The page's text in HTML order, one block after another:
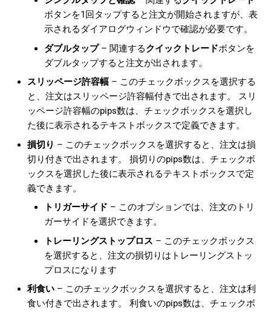
ボタンを1回タップすると注文が開始されますが、表
示されるダイアログウィンドウで確認が必要です。
ダブルタップ– 関連するクイックトレードボタンを
ダブルタップすると注文が出されます。
スリッページ許容幅– このチェックボックスを選択する
と、注文はスリッページ許容幅付きで出されます。 スリ
ッページ許容幅のpips数は、チェックボックスを選択し
た後に表示されるテキストボックスで定義できます。
損切り – このチェックボックスを選択すると、注文は損
切り付きで出されます。 損切りのpips数は、チェックボ
ックスを選択した後に表示されるテキストボックスで定
義できます。
トリガーサイド – このオプションでは、注文のトリ
ガーサイドを選択できます。
トレーリングストップロス – このチェックボックス
を選択すると、注文の損切りはトレーリングストッ
プロスになります
利食い– このチェックボックスを選択すると、注文は利
食い付きで出されます。 利食いのpips数は、チェックボ